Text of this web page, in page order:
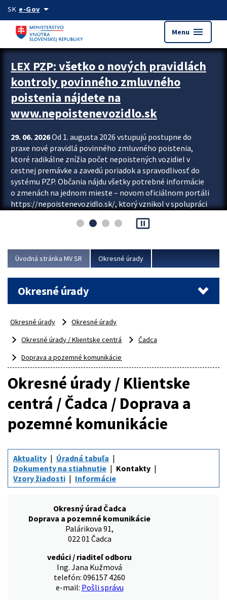
Preskocit na hlavný obsah
SK e-Govarrow_drop_down
Menu menu
Zastavit automatický posun upútavok
LEX PZP: všetko o nových pravidlách
kontroly povinného zmluvného
poistenia nájdete na
www.nepoistenevozidlo.sk
29. 06. 2026Od 1. augusta 2026 vstupujú postupne do
praxe nové pravidlá povinného zmluvného poistenia,
ktoré radikálne znížia počet nepoistených vozidiel v
cestnej premávke a zavedú poriadok a spravodlivosť do
systému PZP. Občania nájdu všetky potrebné informácie
o zmenách na jednom mieste – novom oficiálnom portáli
https://nepoistenevozidlo.sk/, ktorý vznikol v spolupráci
asociácie poisťovní (SLASPO) a Ministerstva vnútra SR.
Viac
pause_presentation
Úvodná stránka MV SR Okresné úrady
Okresné úrady
Okresné úrady
Okresné úrady
Okresné úrady / Klientske centrá
Čadca
Doprava a pozemné komunikácie
Okresné úrady / Klientske
centrá / Čadca / Doprava a
pozemné komunikácie
Aktuality
Úradná tabuľa
Dokumenty na stiahnutie
Kontakty
Vzory žiadosti
Informácie
Okresný úrad Čadca
Doprava a pozemné komunikácie
Palárikova 91,
022 01 Čadca
vedúci / riaditeľ odboru
Ing. Jana Kužmová
telefón: 096157 4260
e-mail: Pošli správu